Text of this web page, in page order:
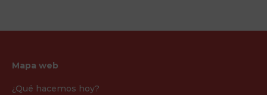
Mapa web
¿Qué hacemos hoy?